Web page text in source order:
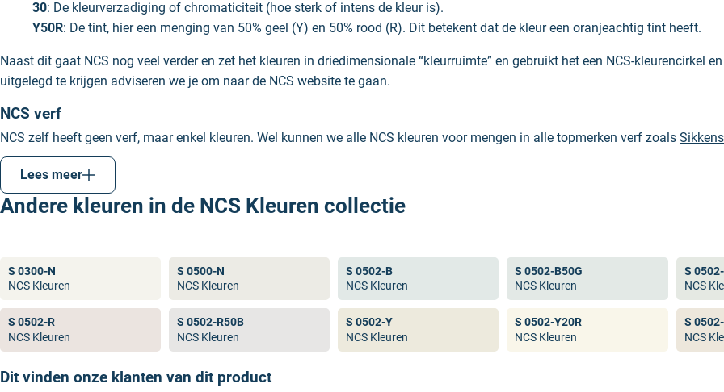
30: De kleurverzadiging of chromaticiteit (hoe sterk of intens de kleur is).
Y50R: De tint, hier een menging van 50% geel (Y) en 50% rood (R). Dit betekent dat de kleur een oranjeachtig tint heeft.
Naast dit gaat NCS nog veel verder en zet het kleuren in driedimensionale “kleurruimte” en gebruikt het een NCS-kleurencirkel
uitgelegd te krijgen adviseren we je om naar de NCS website te gaan.
NCS verf
NCS zelf heeft geen verf, maar enkel kleuren. Wel kunnen we alle NCS kleuren voor mengen in alle topmerken verf zoals Sikkens
mengen we onder officiële mengmachines met originele kleurpasta’s waardoor je altijd verzekerd bent van de juiste NCS kleur.
Het verschil tussen NCS en RAL
NCS enRAL zijn twee verschillende kleurensystemen en merken. Beide zijn wel enorm populair en worden naast de verfwereld
Een veel gestelde vraag is welke NCS kleur is RAL 9010? Het antwoord hierop is eenvoudig: NCS heeft geen RAL kleuren en dus
Lees meer
Andere kleuren in de NCS Kleuren collectie
S 0300-N
NCS Kleuren
S 0500-N
NCS Kleuren
S 0502-B
NCS Kleuren
S 0502-B50G
NCS Kleuren
S
NCS
S 0502-R
NCS Kleuren
S 0502-R50B
NCS Kleuren
S 0502-Y
NCS Kleuren
S 0502-Y20R
NCS Kleuren
S
NCS
Dit vinden onze klanten van dit product